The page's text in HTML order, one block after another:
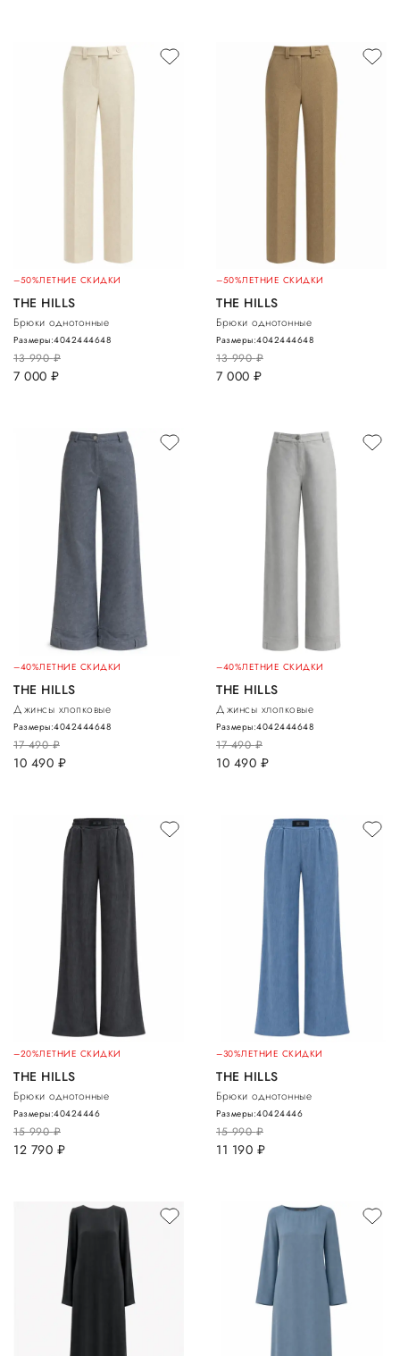
–50%ЛЕТНИЕ СКИДКИ
THE HILLS
Брюки однотонные
13 990руб.
7 000 руб.
Размеры:4042444648
–50%ЛЕТНИЕ СКИДКИ
THE HILLS
Брюки однотонные
13 990руб.
7 000 руб.
Размеры:4042444648
–40%ЛЕТНИЕ СКИДКИ
THE HILLS
Джинсы хлопковые
17 490руб.
10 490 руб.
Размеры:4042444648
–40%ЛЕТНИЕ СКИДКИ
THE HILLS
Джинсы хлопковые
17 490руб.
10 490 руб.
Размеры:4042444648
–20%ЛЕТНИЕ СКИДКИ
THE HILLS
Брюки однотонные
15 990руб.
12 790 руб.
Размеры:40424446
–30%ЛЕТНИЕ СКИДКИ
THE HILLS
Брюки однотонные
15 990руб.
11 190 руб.
Размеры:40424446